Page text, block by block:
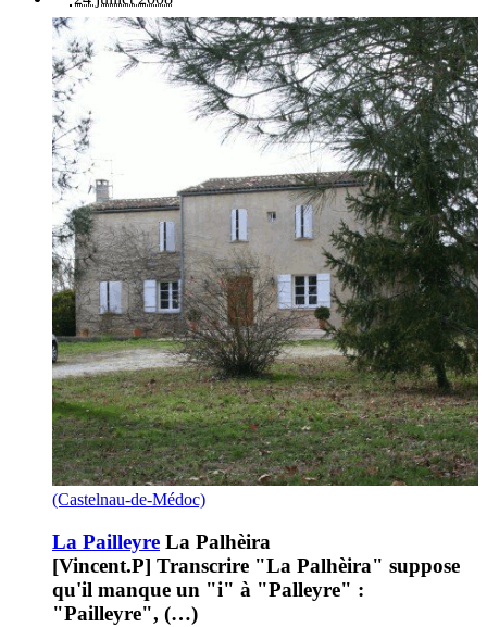
(Castelnau-de-Médoc)
La Pailleyre La Palhèira
[Vincent.P] Transcrire "La Palhèira" suppose
qu'il manque un "i" à "Palleyre" :
"Pailleyre", (…)